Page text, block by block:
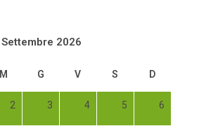
Settembre 2026
M G V S D
2 3 4 5 6